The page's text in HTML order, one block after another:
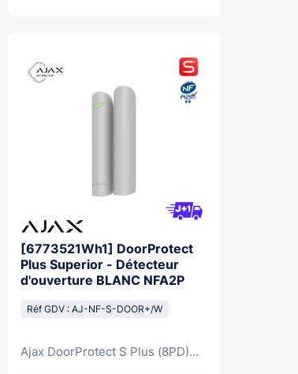
[6773521Wh1] DoorProtect
Plus Superior - Détecteur
d'ouverture BLANC NFA2P
Réf GDV : AJ-NF-S-DOOR+/W
Ajax DoorProtect S Plus (8PD)...